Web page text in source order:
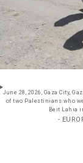
June 28, 2026, Gaza City,
of two Palestinians who
Beit Lahia
-